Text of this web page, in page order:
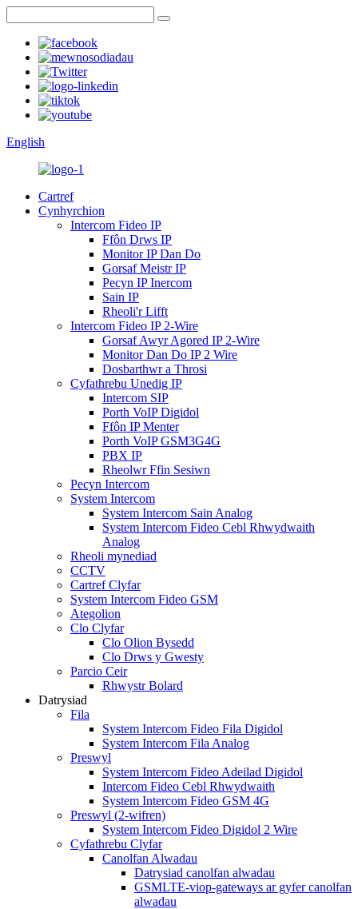
English
Cartref
Cynhyrchion
Intercom Fideo IP
Ffôn Drws IP
Monitor IP Dan Do
Gorsaf Meistr IP
Pecyn IP Inercom
Sain IP
Rheoli'r Lifft
Intercom Fideo IP 2-Wire
Gorsaf Awyr Agored IP 2-Wire
Monitor Dan Do IP 2 Wire
Dosbarthwr a Throsi
Cyfathrebu Unedig IP
Intercom SIP
Porth VoIP Digidol
Ffôn IP Menter
Porth VoIP GSM3G4G
PBX IP
Rheolwr Ffin Sesiwn
Pecyn Intercom
System Intercom
System Intercom Sain Analog
System Intercom Fideo Cebl Rhwydwaith
Analog
Rheoli mynediad
CCTV
Cartref Clyfar
System Intercom Fideo GSM
Ategolion
Clo Clyfar
Clo Olion Bysedd
Clo Drws y Gwesty
Parcio Ceir
Rhwystr Bolard
Datrysiad
Fila
System Intercom Fideo Fila Digidol
System Intercom Fila Analog
Preswyl
System Intercom Fideo Adeilad Digidol
Intercom Fideo Cebl Rhwydwaith
System Intercom Fideo GSM 4G
Preswyl (2-wifren)
System Intercom Fideo Digidol 2 Wire
Cyfathrebu Clyfar
Canolfan Alwadau
Datrysiad canolfan alwadau
GSMLTE-viop-gateways ar gyfer canolfan
alwadau